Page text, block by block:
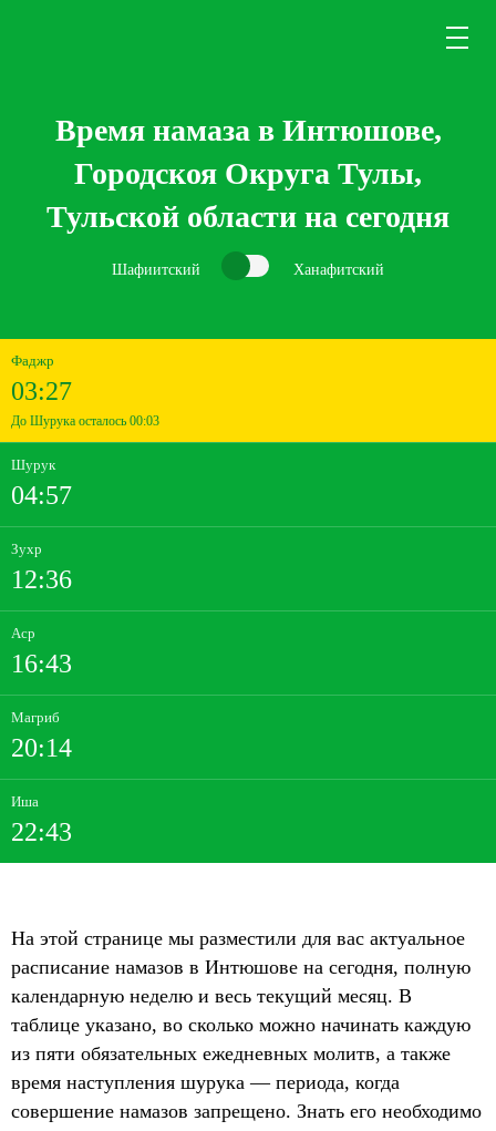
Время намаза в Интюшове,
Городскоя Округа Тулы,
Тульской области на сегодня
Шафиитский Ханафитский
Фаджр
03:27
До Шурука осталось 00:03
Шурук
04:57
Зухр
12:36
Аср
16:43
Магриб
20:14
Иша
22:43
На этой странице мы разместили для вас актуальное
расписание намазов в Интюшове на сегодня, полную
календарную неделю и весь текущий месяц. В
таблице указано, во сколько можно начинать каждую
из пяти обязательных ежедневных молитв, а также
время наступления шурука — периода, когда
совершение намазов запрещено. Знать его необходимо